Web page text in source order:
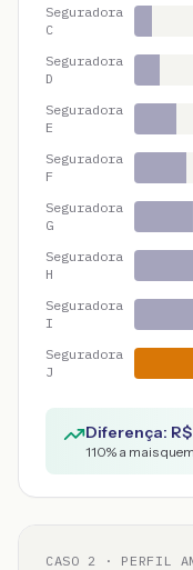
Seguradora
C
Seguradora
D
Seguradora
E
Seguradora
F
Seguradora
G
Seguradora
H
Seguradora
I
Seguradora
J
Diferença: R$
110% a mais
CASO 2 · PERFIL